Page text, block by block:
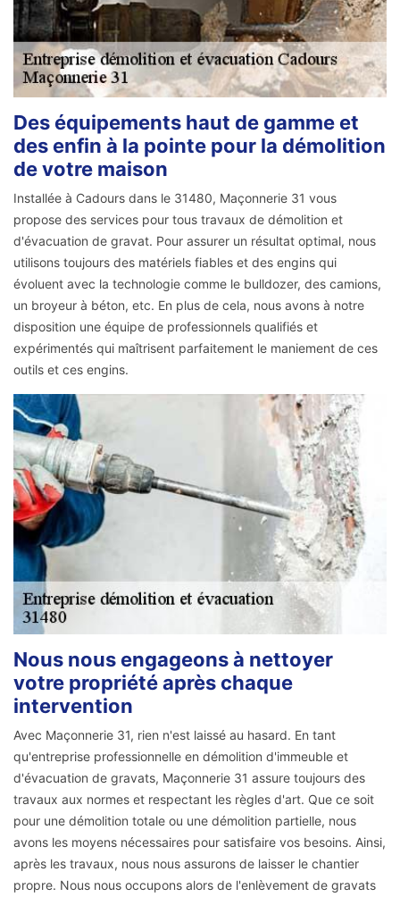
Des équipements haut de gamme et
des enfin à la pointe pour la démolition
de votre maison
Installée à Cadours dans le 31480, Maçonnerie 31 vous
propose des services pour tous travaux de démolition et
d'évacuation de gravat. Pour assurer un résultat optimal, nous
utilisons toujours des matériels fiables et des engins qui
évoluent avec la technologie comme le bulldozer, des camions,
un broyeur à béton, etc. En plus de cela, nous avons à notre
disposition une équipe de professionnels qualifiés et
expérimentés qui maîtrisent parfaitement le maniement de ces
outils et ces engins.
Nous nous engageons à nettoyer
votre propriété après chaque
intervention
Avec Maçonnerie 31, rien n'est laissé au hasard. En tant
qu'entreprise professionnelle en démolition d'immeuble et
d'évacuation de gravats, Maçonnerie 31 assure toujours des
travaux aux normes et respectant les règles d'art. Que ce soit
pour une démolition totale ou une démolition partielle, nous
avons les moyens nécessaires pour satisfaire vos besoins. Ainsi,
après les travaux, nous nous assurons de laisser le chantier
propre. Nous nous occupons alors de l'enlèvement de gravats